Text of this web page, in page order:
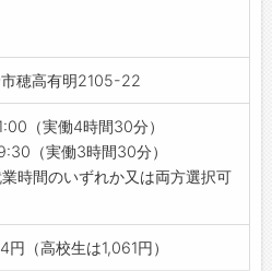
る最高のお仕事♪
オススメ◎】
き経験がある方
ャリアアップを目指したい方
リハリをつけて働きたい方
視野に入れている方
内容をしっかりご説明！
職場を案内しながら実際の仕事
ます。
ださい！
先輩がしっかりと丁寧にサポー
安心して働けます。
】
穂高有明2105-22
（実働4時間30分）
（実働3時間30分）
時間のいずれか又は両方選択可
円（高校生は1,061円）